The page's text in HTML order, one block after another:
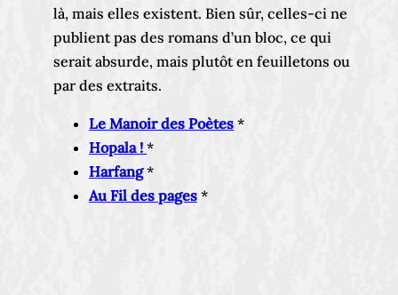
là, mais elles existent. Bien sûr, celles-ci ne
publient pas des romans d’un bloc, ce qui
serait absurde, mais plutôt en feuilletons ou
par des extraits.
Le Manoir des Poètes *
Hopala ! *
Harfang*
Au Fil des pages *